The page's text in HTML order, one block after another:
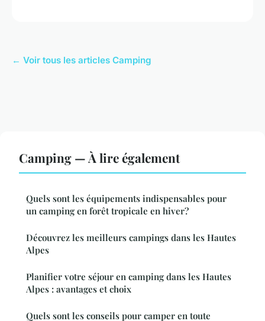
← Voir tous les articles Camping
Camping — À lire également
Quels sont les équipements indispensables pour
un camping en forêt tropicale en hiver?
Découvrez les meilleurs campings dans les Hautes
Alpes
Planifier votre séjour en camping dans les Hautes
Alpes : avantages et choix
Quels sont les conseils pour camper en toute